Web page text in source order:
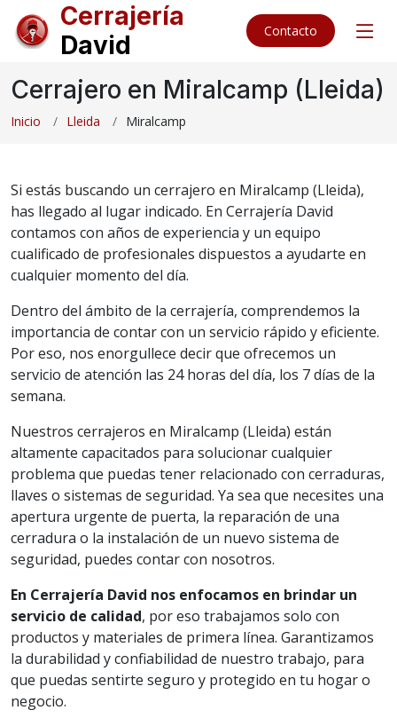
Cerrajería
David
Contacto
Cerrajero en Miralcamp (Lleida)
Inicio Lleida Miralcamp
Si estás buscando un cerrajero en Miralcamp (Lleida),
has llegado al lugar indicado. En Cerrajería David
contamos con años de experiencia y un equipo
cualificado de profesionales dispuestos a ayudarte en
cualquier momento del día.
Dentro del ámbito de la cerrajería, comprendemos la
importancia de contar con un servicio rápido y eficiente.
Por eso, nos enorgullece decir que ofrecemos un
servicio de atención las 24 horas del día, los 7 días de la
semana.
Nuestros cerrajeros en Miralcamp (Lleida) están
altamente capacitados para solucionar cualquier
problema que puedas tener relacionado con cerraduras,
llaves o sistemas de seguridad. Ya sea que necesites una
apertura urgente de puerta, la reparación de una
cerradura o la instalación de un nuevo sistema de
seguridad, puedes contar con nosotros.
En Cerrajería David nos enfocamos en brindar un
servicio de calidad, por eso trabajamos solo con
productos y materiales de primera línea. Garantizamos
la durabilidad y confiabilidad de nuestro trabajo, para
que puedas sentirte seguro y protegido en tu hogar o
negocio.